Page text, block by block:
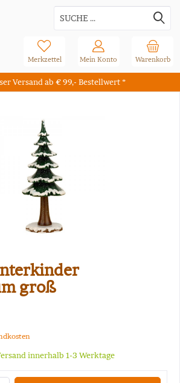
Versand ab € 99,- Bestellwert *
Warenkorb
Merkzettel Mein Konto
groß
innerhalb 1-3 Werktage